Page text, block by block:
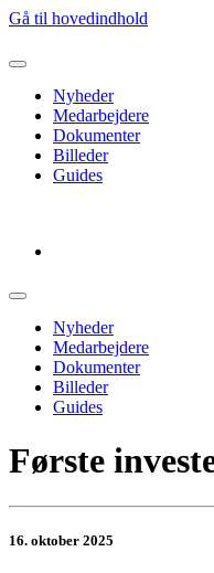
Gå til hovedindhold
Nyheder
Medarbejdere
Dokumenter
Billeder
Guides
Nyheder
Medarbejdere
Dokumenter
Billeder
Guides
Første
16. oktober 2025